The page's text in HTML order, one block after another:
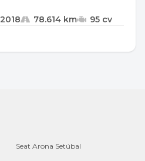
2018 78.614 km
95 cv
Seat Arona Setúbal